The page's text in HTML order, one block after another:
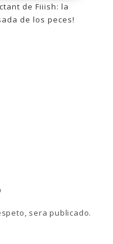
de Fiiish: la
de los peces!
sera publicado.